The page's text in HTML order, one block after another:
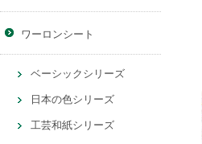
ワーロンシート
ベーシックシリーズ
日本の色シリーズ
工芸和紙シリーズ